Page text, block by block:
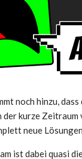
noch hinzu,
der kurze
neue
ist dabei quasi